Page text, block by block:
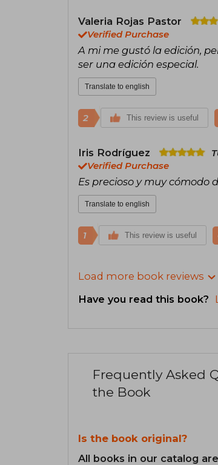
Valeria Rojas Pastor
Verified Purchase
A mi me gustó la edición,
ser una edición especial.
Translate to english
2 This review is useful
Iris Rodríguez
Verified Purchase
Es precioso y muy cómodo
Translate to english
1 This review is useful
Load more book reviews
Have you read this book?
Frequently Asked
the Book
Is the book original?
All books in our catalog